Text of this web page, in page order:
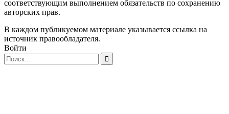
соответствующим выполнением обязательств по сохранению
авторских прав.
В каждом публикуемом материале указывается ссылка на
источник правообладателя.
Войти